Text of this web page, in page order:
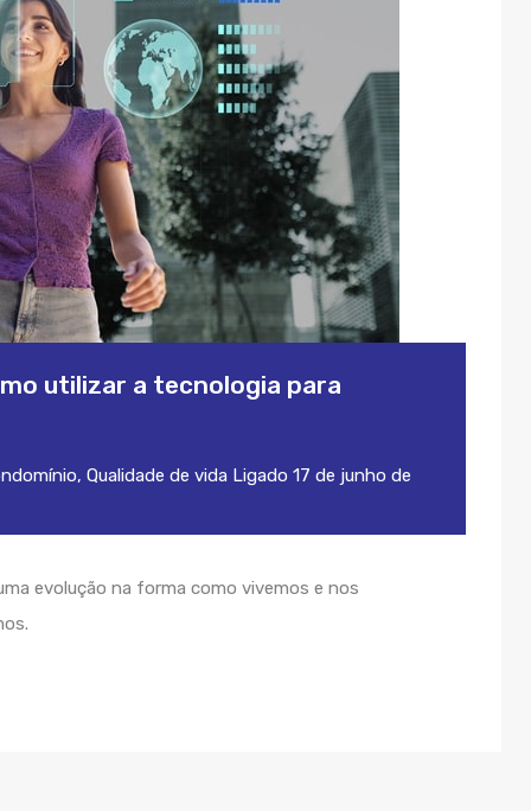
utilizar a tecnologia para
, Qualidade de vida Ligado 17 de junho de
evolução na forma como vivemos e nos